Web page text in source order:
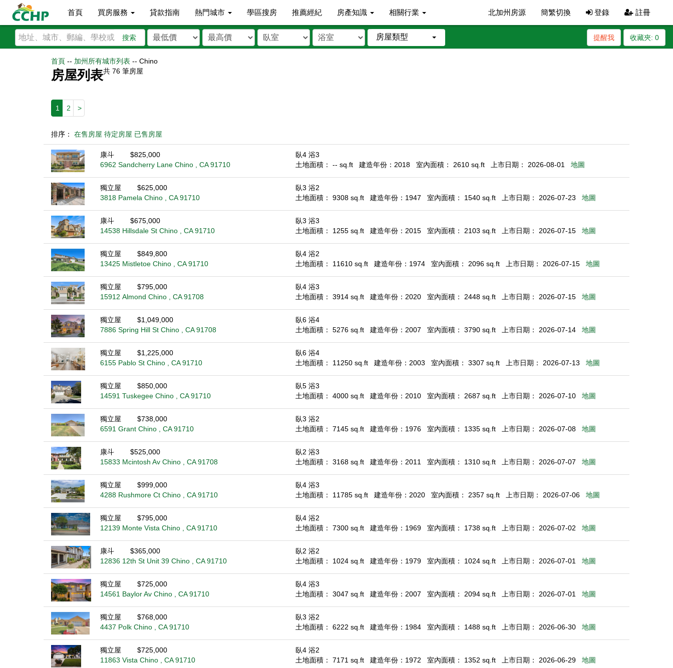
首頁 買房服務 貸款指南 熱門城市 學區搜房 推薦經紀 房產知識 相關行業 北加州房源 簡繁切換 登錄 註冊
搜索 房屋類型 收藏夾: 0
提醒我
首頁 -- 加州所有城市列表 -- Chino
房屋列表共 76 筆房屋
1 2 >
排序： 在售房屋 待定房屋 已售房屋
康斗
$825,000
6962 Sandcherry Lane Chino , CA 91710
臥4 浴3
土地面積： -- sq.ft
建造年份：2018 室內面積： 2610 sq.ft 上市日期： 2026-08-01 地圖
獨立屋
$625,000
3818 Pamela Chino , CA 91710
臥3 浴2
土地面積： 9308 sq.ft
建造年份：1947 室內面積： 1540 sq.ft 上市日期： 2026-07-23 地圖
康斗
$675,000
14538 Hillsdale St Chino , CA 91710
臥3 浴3
土地面積： 1255 sq.ft
建造年份：2015 室內面積： 2103 sq.ft 上市日期： 2026-07-15 地圖
獨立屋
$849,800
13425 Mistletoe Chino , CA 91710
臥4 浴2
土地面積： 11610 sq.ft
建造年份：1974 室內面積： 2096 sq.ft 上市日期： 2026-07-15 地圖
獨立屋
$795,000
15912 Almond Chino , CA 91708
臥4 浴3
土地面積： 3914 sq.ft
建造年份：2020 室內面積： 2448 sq.ft 上市日期： 2026-07-15 地圖
獨立屋
$1,049,000
7886 Spring Hill St Chino , CA 91708
臥6 浴4
土地面積： 5276 sq.ft
建造年份：2007 室內面積： 3790 sq.ft 上市日期： 2026-07-14 地圖
獨立屋
$1,225,000
6155 Pablo St Chino , CA 91710
臥6 浴4
土地面積： 11250 sq.ft
建造年份：2003 室內面積： 3307 sq.ft 上市日期： 2026-07-13 地圖
獨立屋
$850,000
14591 Tuskegee Chino , CA 91710
臥5 浴3
土地面積： 4000 sq.ft
建造年份：2010 室內面積： 2687 sq.ft 上市日期： 2026-07-10 地圖
獨立屋
$738,000
6591 Grant Chino , CA 91710
臥3 浴2
土地面積： 7145 sq.ft
建造年份：1976 室內面積： 1335 sq.ft 上市日期： 2026-07-08 地圖
康斗
$525,000
15833 Mcintosh Av Chino , CA 91708
臥2 浴3
土地面積： 3168 sq.ft
建造年份：2011 室內面積： 1310 sq.ft 上市日期： 2026-07-07 地圖
獨立屋
$999,000
4288 Rushmore Ct Chino , CA 91710
臥4 浴3
土地面積： 11785 sq.ft
建造年份：2020 室內面積： 2357 sq.ft 上市日期： 2026-07-06 地圖
獨立屋
$795,000
12139 Monte Vista Chino , CA 91710
臥4 浴2
土地面積： 7300 sq.ft
建造年份：1969 室內面積： 1738 sq.ft 上市日期： 2026-07-02 地圖
康斗
$365,000
12836 12th St Unit 39 Chino , CA 91710
臥2 浴2
土地面積： 1024 sq.ft
建造年份：1979 室內面積： 1024 sq.ft 上市日期： 2026-07-01 地圖
獨立屋
$725,000
14561 Baylor Av Chino , CA 91710
臥4 浴3
土地面積： 3047 sq.ft
建造年份：2007 室內面積： 2094 sq.ft 上市日期： 2026-07-01 地圖
獨立屋
$768,000
4437 Polk Chino , CA 91710
臥3 浴2
土地面積： 6222 sq.ft
建造年份：1984 室內面積： 1488 sq.ft 上市日期： 2026-06-30 地圖
獨立屋
$725,000
11863 Vista Chino , CA 91710
臥4 浴2
土地面積： 7171 sq.ft
建造年份：1972 室內面積： 1352 sq.ft 上市日期： 2026-06-29 地圖